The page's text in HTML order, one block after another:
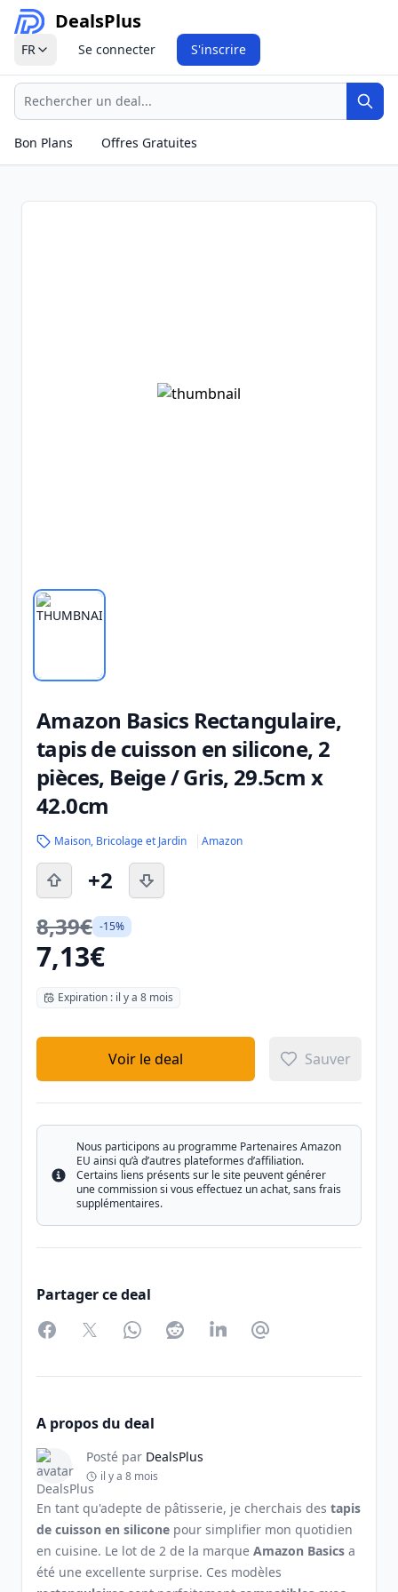
DealsPlus
FR Se connecter S'inscrire
Recherche
Bon Plans
Offres Gratuites
Amazon Basics Rectangulaire,
tapis de cuisson en silicone, 2
pièces, Beige / Gris, 29.5cm x
42.0cm
Maison, Bricolage et Jardin Amazon
+2
8,39€ -15%
7,13€
Expiration : il y a 8 mois
Voir le deal Sauver
Info
Nous participons au programme Partenaires Amazon
EU ainsi qu’à d’autres plateformes d’affiliation.
Certains liens présents sur le site peuvent générer
une commission si vous effectuez un achat, sans frais
supplémentaires.
Partager ce deal
FacebookTwitterWhatsAppRedditLinkedInPartager par Email
A propos du deal
Posté par DealsPlus
il y a 8 mois
En tant qu'adepte de pâtisserie, je cherchais des tapis
de cuisson en silicone pour simplifier mon quotidien
en cuisine. Le lot de 2 de la marque Amazon Basics a
été une excellente surprise. Ces modèles